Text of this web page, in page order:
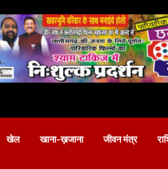
खेल खाना-ख़जाना जीवन मंत्र